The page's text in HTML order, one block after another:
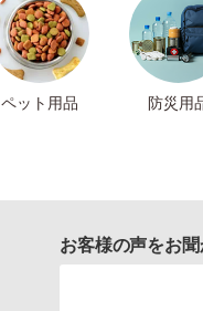
ペット用品 防災用
お客様の声をお